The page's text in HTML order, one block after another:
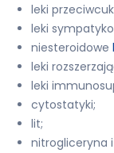
leki
leki
niesteroidowe
leki
leki
cytostatyki;
lit;
nitrogliceryna